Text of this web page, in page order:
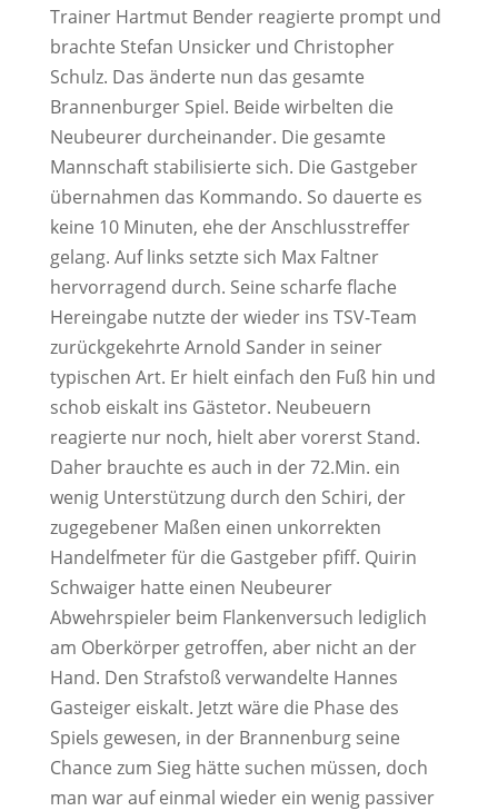
Trainer Hartmut Bender reagierte prompt und
brachte Stefan Unsicker und Christopher
Schulz. Das änderte nun das gesamte
Brannenburger Spiel. Beide wirbelten die
Neubeurer durcheinander. Die gesamte
Mannschaft stabilisierte sich. Die Gastgeber
übernahmen das Kommando. So dauerte es
keine 10 Minuten, ehe der Anschlusstreffer
gelang. Auf links setzte sich Max Faltner
hervorragend durch. Seine scharfe flache
Hereingabe nutzte der wieder ins TSV-Team
zurückgekehrte Arnold Sander in seiner
typischen Art. Er hielt einfach den Fuß hin und
schob eiskalt ins Gästetor. Neubeuern
reagierte nur noch, hielt aber vorerst Stand.
Daher brauchte es auch in der 72.Min. ein
wenig Unterstützung durch den Schiri, der
zugegebener Maßen einen unkorrekten
Handelfmeter für die Gastgeber pfiff. Quirin
Schwaiger hatte einen Neubeurer
Abwehrspieler beim Flankenversuch lediglich
am Oberkörper getroffen, aber nicht an der
Hand. Den Strafstoß verwandelte Hannes
Gasteiger eiskalt. Jetzt wäre die Phase des
Spiels gewesen, in der Brannenburg seine
Chance zum Sieg hätte suchen müssen, doch
man war auf einmal wieder ein wenig passiver